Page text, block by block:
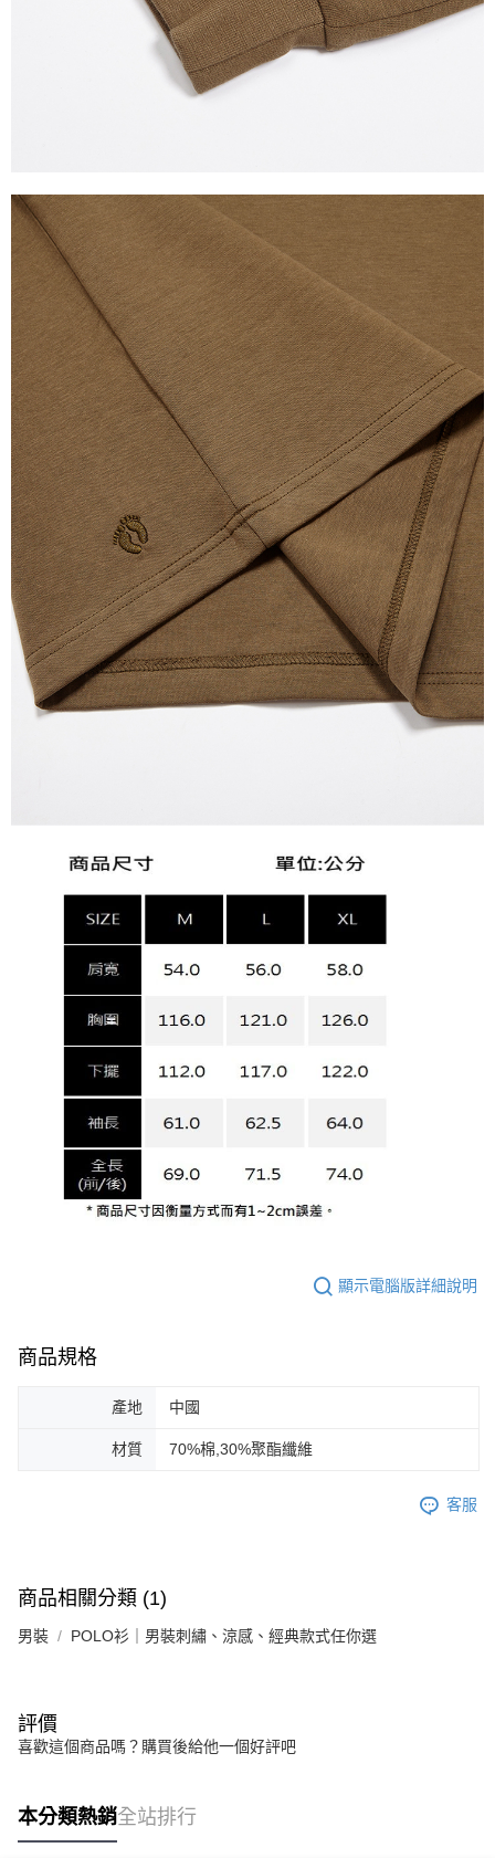
顯示電腦版詳細說明
商品規格
產地 中國
材質 70%棉,30%聚酯纖維
客服
商品相關分類 (1)
男裝 POLO衫｜男裝刺繡、涼感、經典款式任你選
評價
喜歡這個商品嗎？購買後給他一個好評吧
本分類熱銷全站排行